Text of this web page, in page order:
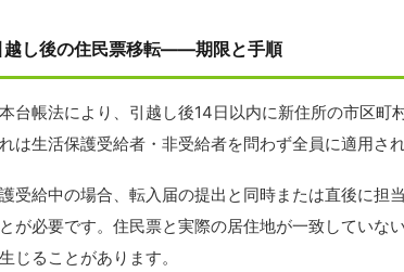
越し後の住民票移転——期限と手順
台帳法により、引越し後14日以内に新住所の市区町
は生活保護受給者・非受給者を問わず全員に適用され
受給中の場合、転入届の提出と同時または直後に担
が必要です。住民票と実際の居住地が一致していな
じることがあります。